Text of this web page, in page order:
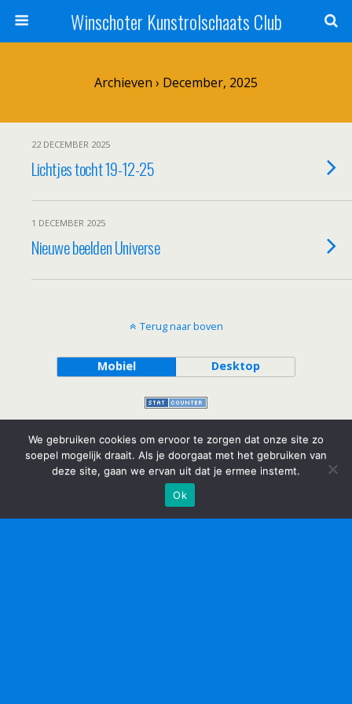
Winschoter Kunstrolschaats Club
Archieven › December, 2025
22 DECEMBER 2025
Lichtjes tocht 19-12-25
1 DECEMBER 2025
Nieuwe beelden Universe
Terug naar boven
Mobiel Desktop
We gebruiken cookies om ervoor te zorgen dat onze site zo
soepel mogelijk draait. Als je doorgaat met het gebruiken van
deze site, gaan we ervan uit dat je ermee instemt.
Ok